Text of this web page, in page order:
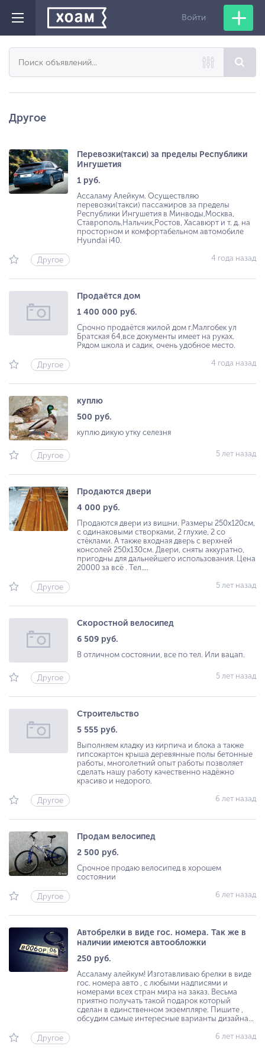
Войти
Другое
Перевозки(такси) за пределы Республики
Ингушетия
1 руб.
Ассаламу Алейкум. Осуществляю
перевозки(такси) пассажиров за пределы
Республики Ингушетия в Минводы,Москва,
Ставрополь,Нальчик,Ростов, Хасавюрт и т. д. на
просторном и комфортабельном автомобиле
Hyundai i40.
Другое 4 года назад
Продаётся дом
1 400 000 руб.
Срочно продаётся жилой дом г.Малгобек ул
Братская 64,все документы имеет на руках.
Рядом школа и садик, очень удобное место.
Другое 4 года назад
куплю
500 руб.
куплю дикую утку селезня
Другое 5 лет назад
Продаются двери
4 000 руб.
Продаются двери из вишни. Размеры 250х120см,
с одинаковыми створками, 2 глухие, 2 со
стёклами. А также входная дверь с верхней
консолей 250х130см. Двери, сняты аккуратно,
пригодны для дальнейшего использования. Цена
20000 за всё . Тел....
Другое 5 лет назад
Скоростной велосипед
6 509 руб.
В отличном состоянии, все по тел. Или вацап.
Другое 5 лет назад
Строительство
5 555 руб.
Выполняем кладку из кирпича и блока а также
гипсокартон крыша деревянные полы бетонные
работы, многолетний опыт работы позволяет
сделать нашу работу качественно надёжно
красиво и недорого.
Другое 6 лет назад
Продам велосипед
2 500 руб.
Срочное продаю велосипед в хорошем
состоянии
Другое 6 лет назад
Автобрелки в виде гос. номера. Так же в
наличии имеются автообложки
250 руб.
Ассаламу алейкум! Изготавливаю брелки в виде
гос. номера авто , с любыми надписями и
номерами всех стран мира на заказ. Весьма
приятно получать такой подарок который
сделан в единственном экземпляре. Пишите ,
обсудим самые интересные варианты дизайна...
Другое 6 лет назад